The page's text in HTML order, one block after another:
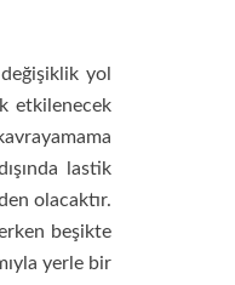
yol
etkilenecek
lastik
olacaktır.
beşikte
yerle bir